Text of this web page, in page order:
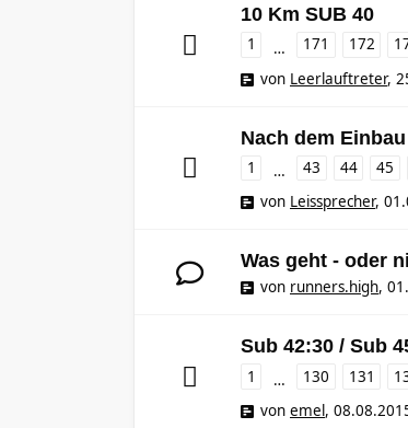
10 Km SUB 40
1 … 171 172
von Leerlauftreter,
Nach dem
1 … 43 44 45
von Leissprecher,
Was geht - oder
von runners.high,
Sub 42:30 / Sub
1 … 130 131
von emel,